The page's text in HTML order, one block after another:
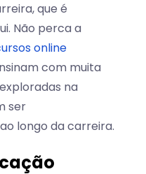
que é
Não perca a
online
com muita
na
ser
longo da carreira.